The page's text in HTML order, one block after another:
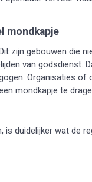
mondkapje
zijn gebouwen die
van godsdienst.
Organisaties
mondkapje te
duidelijker wat de